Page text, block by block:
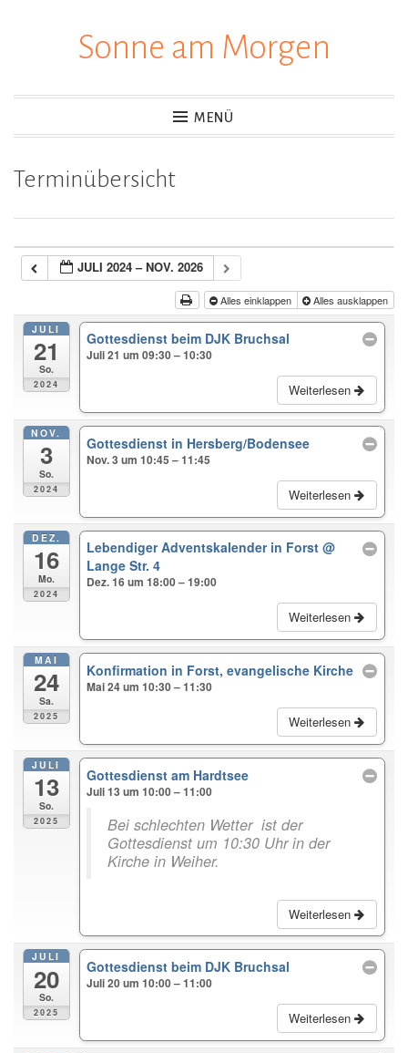
Sonne am Morgen
MENÜ
Terminübersicht
JULI 2024 – NOV. 2026
Alles einklappen Alles ausklappen
JULI
21
So.
2024
Gottesdienst beim DJK Bruchsal
Juli 21 um 09:30 – 10:30
Weiterlesen
NOV.
3
So.
2024
Gottesdienst in Hersberg/Bodensee
Nov. 3 um 10:45 – 11:45
Weiterlesen
DEZ.
16
Mo.
2024
Lebendiger Adventskalender in Forst@
Lange Str. 4
Dez. 16 um 18:00 – 19:00
Weiterlesen
MAI
24
Sa.
2025
Konfirmation in Forst, evangelische Kirche
Mai 24 um 10:30 – 11:30
Weiterlesen
JULI
13
So.
2025
Gottesdienst am Hardtsee
Juli 13 um 10:00 – 11:00
Bei schlechten Wetter ist der
Gottesdienst um 10:30 Uhr in der
Kirche in Weiher.
Weiterlesen
JULI
20
So.
2025
Gottesdienst beim DJK Bruchsal
Juli 20 um 10:00 – 11:00
Weiterlesen